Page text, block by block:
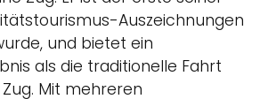
Auszeichnungen
und bietet ein
als die traditionelle Fahrt
Mit mehreren